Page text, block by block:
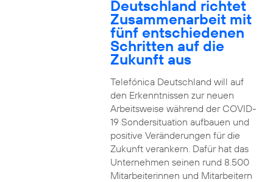
Deutschland richtet
Zusammenarbeit mit
fünf entschiedenen
Schritten auf die
Zukunft aus
Telefónica Deutschland will auf
den Erkenntnissen zur neuen
Arbeitsweise während der COVID-
19 Sondersituation aufbauen und
positive Veränderungen für die
Zukunft verankern. Dafür hat das
Unternehmen seinen rund 8.500
Mitarbeiterinnen und Mitarbeitern